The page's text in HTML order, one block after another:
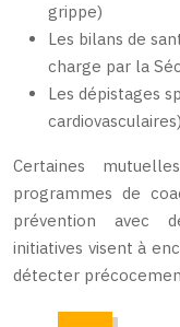
grippe)
Les bilans de
charge par la
Les dépistages
cardiovasculaires)
Certaines
programmes de
prévention avec
initiatives visent à
détecter